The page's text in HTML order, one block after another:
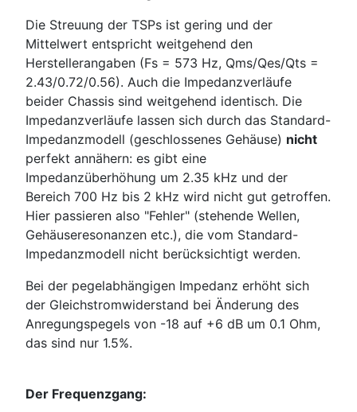
Die Streuung der TSPs ist gering und der
Mittelwert entspricht weitgehend den
Herstellerangaben (Fs = 573 Hz, Qms/Qes/Qts =
2.43/0.72/0.56). Auch die Impedanzverläufe
beider Chassis sind weitgehend identisch. Die
Impedanzverläufe lassen sich durch das Standard-
Impedanzmodell (geschlossenes Gehäuse) nicht
perfekt annähern: es gibt eine
Impedanzüberhöhung um 2.35 kHz und der
Bereich 700 Hz bis 2 kHz wird nicht gut getroffen.
Hier passieren also "Fehler" (stehende Wellen,
Gehäuseresonanzen etc.), die vom Standard-
Impedanzmodell nicht berücksichtigt werden.
Bei der pegelabhängigen Impedanz erhöht sich
der Gleichstromwiderstand bei Änderung des
Anregungspegels von -18 auf +6 dB um 0.1 Ohm,
das sind nur 1.5%.
Der Frequenzgang: